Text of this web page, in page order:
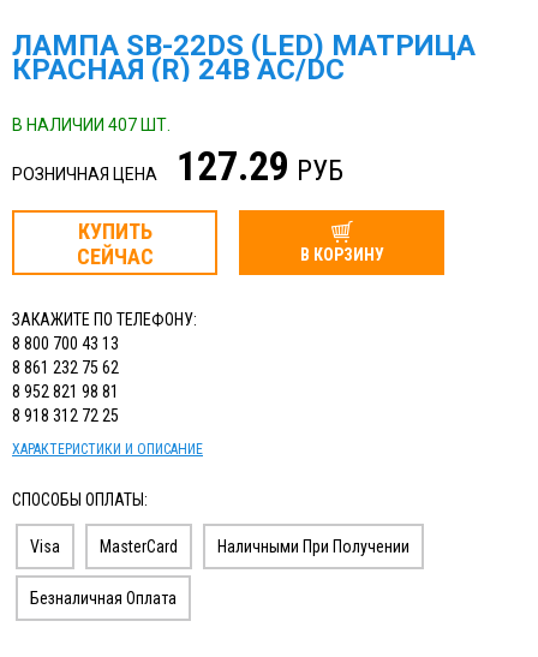
ЛАМПА SB-22DS (LED) МАТРИЦА
КРАСНАЯ (R) 24В AC/DC
В НАЛИЧИИ 407 ШТ.
РОЗНИЧНАЯ ЦЕНА 127.29 РУБ
КУПИТЬ
СЕЙЧАС
В КОРЗИНУ
ЗАКАЖИТЕ ПО ТЕЛЕФОНУ:
8 800 700 43 13
8 861 232 75 62
8 952 821 98 81
8 918 312 72 25
ХАРАКТЕРИСТИКИ И ОПИСАНИЕ
СПОСОБЫ ОПЛАТЫ:
Visa MasterCard Наличными При Получении
Безналичная Оплата